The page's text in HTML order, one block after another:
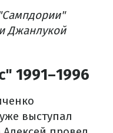
Джанлукой
1991–1996
выступал